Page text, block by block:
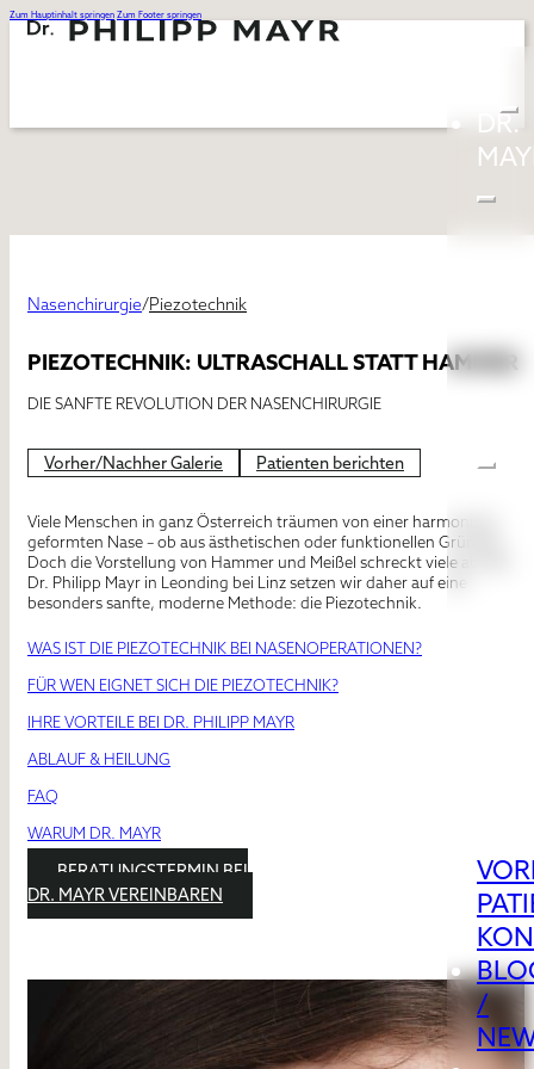
Zum Hauptinhalt springen Zum Footer springen
DR.
/
Nasenchirurgie/Piezotechnik
PIEZOTECHNIK: ULTRASCHALL STATT HAMMER
DIE SANFTE REVOLUTION DER NASENCHIRURGIE
Vorher/Nachher Galerie Patienten berichten
Viele Menschen in ganz Österreich träumen von einer harmonisch
geformten Nase – ob aus ästhetischen oder funktionellen Gründen.
Doch die Vorstellung von Hammer und Meißel schreckt viele ab. Bei
Dr. Philipp Mayr in Leonding bei Linz setzen wir daher auf eine
besonders sanfte, moderne Methode: die Piezotechnik.
WAS IST DIE PIEZOTECHNIK BEI NASENOPERATIONEN?
FÜR WEN EIGNET SICH DIE PIEZOTECHNIK?
IHRE VORTEILE BEI DR. PHILIPP MAYR
ABLAUF & HEILUNG
FAQ
WARUM DR. MAYR
BERATUNGSTERMIN BEI
DR. MAYR VEREINBAREN